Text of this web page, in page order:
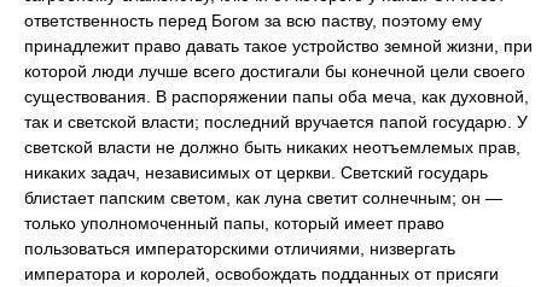
ответственность перед Богом за всю паству, поэтому ему
принадлежит право давать такое устройство земной жизни, при
которой люди лучше всего достигали бы конечной цели своего
существования. В распоряжении папы оба меча, как духовной,
так и светской власти; последний вручается папой государю. У
светской власти не должно быть никаких неотъемлемых прав,
никаких задач, независимых от церкви. Светский государь
блистает папским светом, как луна светит солнечным; он —
только уполномоченный папы, который имеет право
пользоваться императорскими отличиями, низвергать
императора и королей, освобождать подданных от присяги